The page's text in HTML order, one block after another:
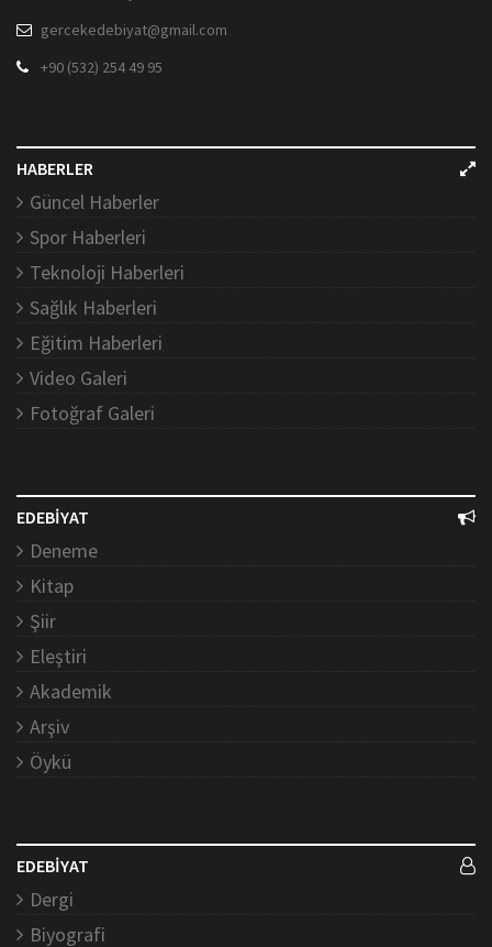
gercekedebiyat@gmail.com
+90 (532) 254 49 95
HABERLER
Güncel Haberler
Spor Haberleri
Teknoloji Haberleri
Sağlık Haberleri
Eğitim Haberleri
Video Galeri
Fotoğraf Galeri
EDEBİYAT
Deneme
Kitap
Şiir
Eleştiri
Akademik
Arşiv
Öykü
EDEBİYAT
Dergi
Biyografi